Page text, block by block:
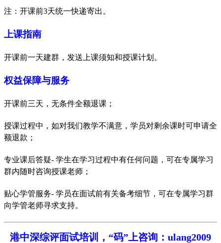
注：开课前3天统一快递寄出。
上课指南
开课前一天建群，发送上课须知和授课计划。
权益保障与服务
开课前三天，无条件全额退课；
授课过程中，如对我们教学不满意，学员对剩余课时可申请全
额退款；
专业课后答疑- 学生在学习过程中有任何问题，可在专属学习
群内随时咨询授课老师；
贴心学管服务- 学员在面试前有关备考细节，可在专属学习群
向学管老师寻求支持。
港中深综评面试培训，“码”上咨询：ulang2009